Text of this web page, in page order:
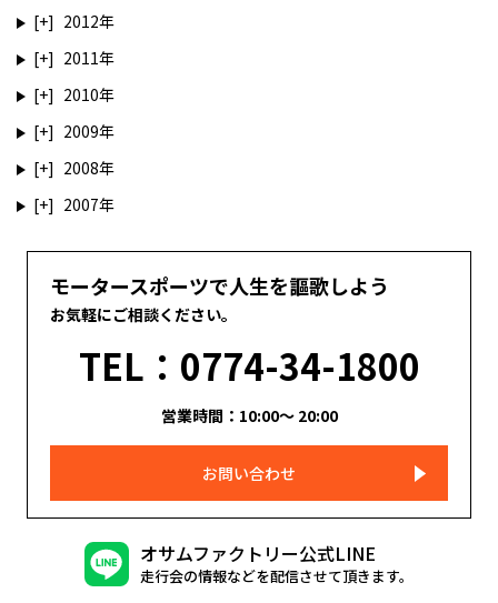
2012
2011
2010
2009
2008
2007
モータースポーツで人生を謳歌しよう
お気軽にご相談ください。
TEL：0774-34-1800
営業時間：10:00～ 20:00
お問い合わせ
オサムファクトリー公式LINE
走行会の情報などを配信させて頂きます。